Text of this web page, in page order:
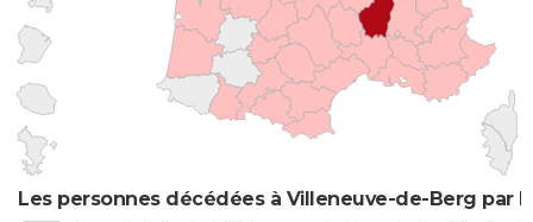
Les personnes décédées à Villeneuve-de-Berg par